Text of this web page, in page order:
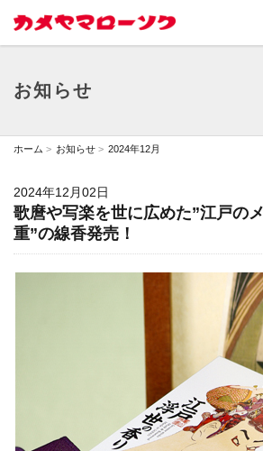
お知らせ
ホーム お知らせ 2024年12月
2024年12月02日
歌麿や写楽を世に広めた”江戸の
重”の線香発売！